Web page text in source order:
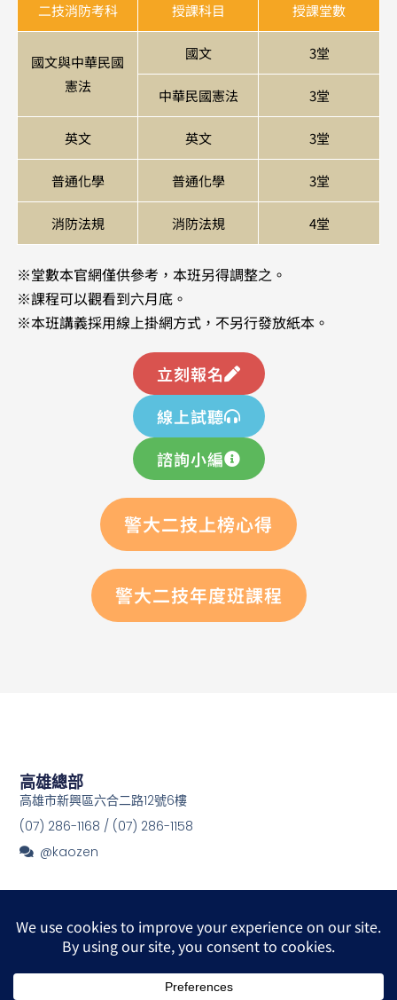
二技消防考科 授課科目 授課堂數
國文與中華民國
憲法
國文 3堂
中華民國憲法 3堂
英文 英文 3堂
普通化學 普通化學 3堂
消防法規 消防法規 4堂
※堂數本官網僅供參考，本班另得調整之。
​※課程可以觀看到六月底。
※本班講義採用線上掛網方式，不另行發放紙本。
立刻報名
線上試聽
諮詢小編
警大二技上榜心得
警大二技年度班課程
高雄總部
高雄市新興區六合二路12號6樓
(07) 286-1168 / (07) 286-1158
@kaozen